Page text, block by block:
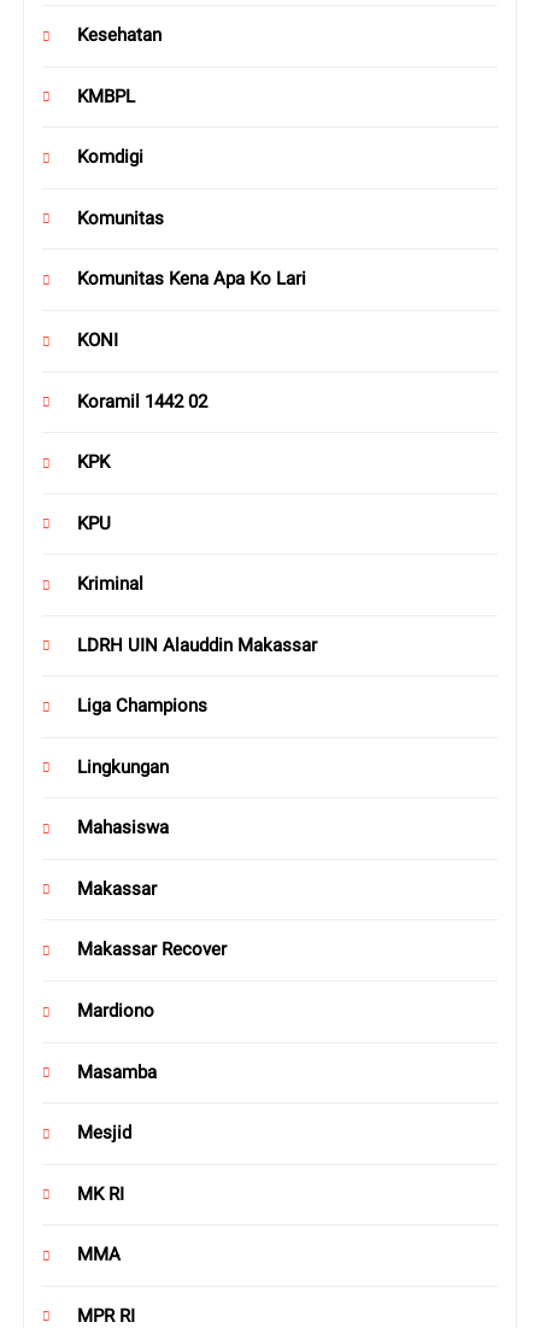
Kesehatan
KMBPL
Komdigi
Komunitas
Komunitas Kena Apa Ko Lari
KONI
Koramil 1442 02
KPK
KPU
Kriminal
LDRH UIN Alauddin Makassar
Liga Champions
Lingkungan
Mahasiswa
Makassar
Makassar Recover
Mardiono
Masamba
Mesjid
MK RI
MMA
MPR RI